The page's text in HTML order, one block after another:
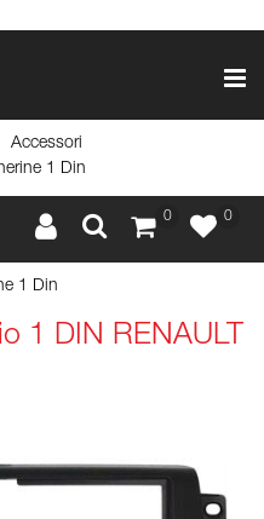
Accessori
1 Din
0 0
1 Din
1 DIN RENAULT